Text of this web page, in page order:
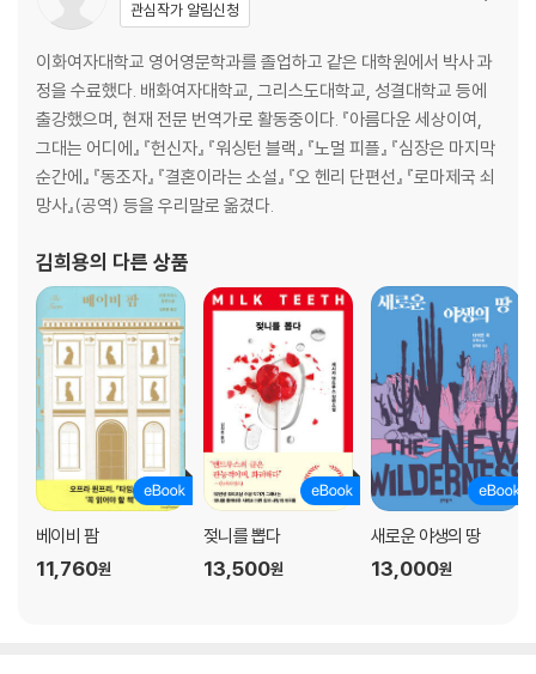
관심작가 알림신청
이화여자대학교 영어영문학과를 졸업하고 같은 대학원에서 박사 과
정을 수료했다. 배화여자대학교, 그리스도대학교, 성결대학교 등에
출강했으며, 현재 전문 번역가로 활동중이다. 『아름다운 세상이여,
그대는 어디에』 『헌신자』 『워싱턴 블랙』 『노멀 피플』 『심장은 마지막
순간에』 『동조자』 『결혼이라는 소설』 『오 헨리 단편선』 『로마제국 쇠
망사』(공역) 등을 우리말로 옮겼다.
김희용의 다른 상품
베이비 팜
11,760원
젖니를 뽑다
13,500원
새로운 야생의 땅
13,000원